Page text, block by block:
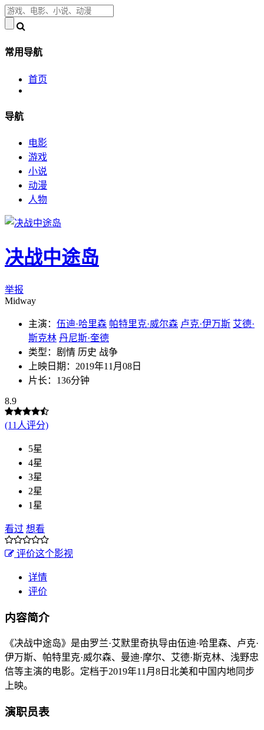
常用导航
首页
导航
电影
游戏
小说
动漫
人物
决战中途岛
举报
Midway
主演： 伍迪·哈里森 帕特里克·威尔森 卢克·伊万斯 艾德·
斯克林 丹尼斯·奎德
类型：剧情 历史 战争
上映日期：2019年11月08日
片长：136分钟
8.9
(11人评分)
5星
4星
3星
2星
1星
看过 想看
评价这个影视
详情
评价
内容简介
《决战中途岛》是由罗兰·艾默里奇执导由伍迪·哈里森、卢克·
伊万斯、帕特里克·威尔森、曼迪·摩尔、艾德·斯克林、浅野忠
信等主演的电影。定档于2019年11月8日北美和中国内地同步
上映。
演职员表